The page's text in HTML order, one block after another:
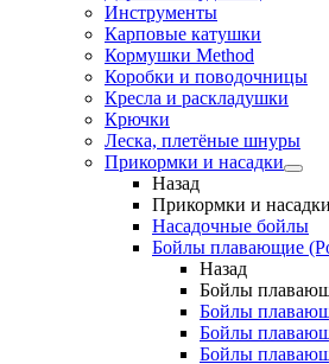
Инструменты
Карповые катушки
Кормушки Method
Коробки и поводочницы
Кресла и раскладушки
Крючки
Леска, плетёные шнуры
Прикормки и насадки
Назад
Прикормки и насадки
Насадочные бойлы
Бойлы плавающие
Назад
Бойлы
Бойлы
Бойлы
Бойлы